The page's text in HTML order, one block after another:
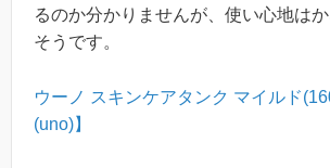
るのか分かりませんが、使い心地は
そうです。
ウーノ スキンケアタンク マイルド
(uno)】